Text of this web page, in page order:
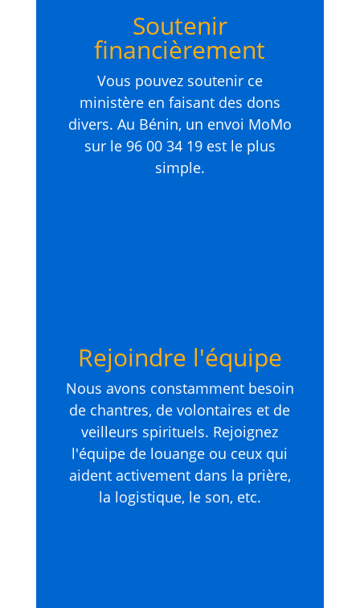
Soutenir
financièrement
Vous pouvez soutenir ce
ministère en faisant des dons
divers. Au Bénin, un envoi MoMo
sur le 96 00 34 19 est le plus
simple.
Rejoindre l'équipe
Nous avons constamment besoin
de chantres, de volontaires et de
veilleurs spirituels. Rejoignez
l'équipe de louange ou ceux qui
aident activement dans la prière,
la logistique, le son, etc.